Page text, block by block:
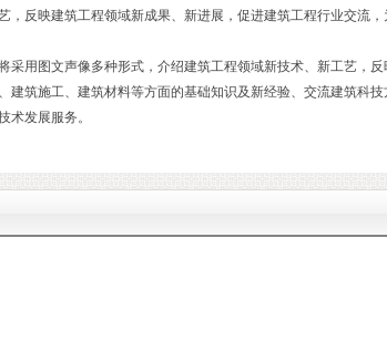
，反映建筑工程领域新成果、新进展，促进建筑工程行业交流
采用图文声像多种形式，介绍建筑工程领域新技术、新工艺，
建筑施工、建筑材料等方面的基础知识及新经验、交流建筑科
术发展服务。